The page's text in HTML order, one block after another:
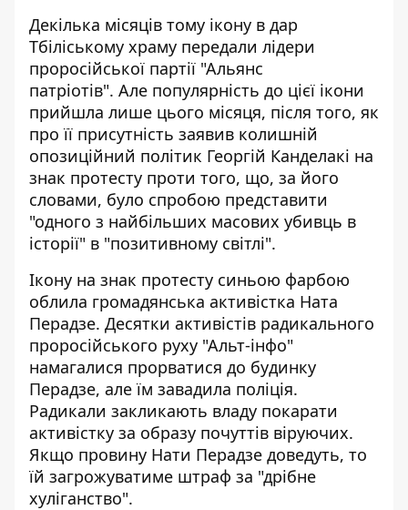
Декілька місяців тому ікону в дар
Тбіліському храму передали лідери
проросійської партії "Альянс
патріотів". Але популярність до цієї ікони
прийшла лише цього місяця, після того, як
про її присутність заявив колишній
опозиційний політик Георгій Канделакі на
знак протесту проти того, що, за його
словами, було спробою представити
"одного з найбільших масових убивць в
історії" в "позитивному світлі".
Ікону на знак протесту синьою фарбою
облила громадянська активістка Ната
Перадзе. Десятки активістів радикального
проросійського руху "Альт-інфо"
намагалися прорватися до будинку
Перадзе, але їм завадила поліція.
Радикали закликають владу покарати
активістку за образу почуттів віруючих.
Якщо провину Нати Перадзе доведуть, то
їй загрожуватиме штраф за "дрібне
хуліганство".